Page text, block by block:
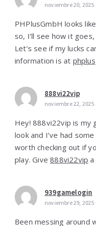
noviembre 20, 2025
PHPlusGmbH looks
so, I’ll see how it
Let’s see if my lucks
information is at
888vi22vip
noviembre 22, 2025
Hey! 888vi22vip is my
look and I’ve had
worth checking out if
play. Give888vi22vip a
939gamelogin
noviembre 29, 2025
Been messing around